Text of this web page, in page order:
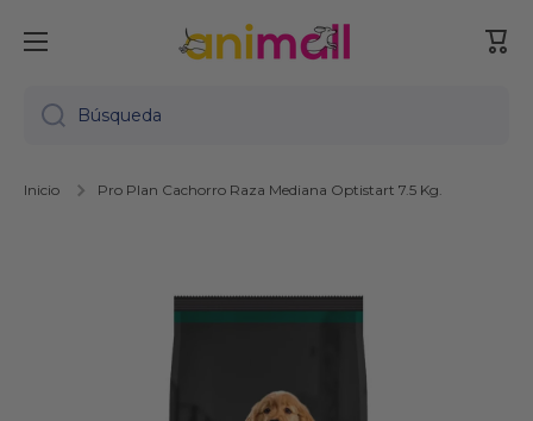
Ir directamente al contenido
Búsqueda
Inicio Pro Plan Cachorro Raza Mediana Optistart 7.5 Kg.